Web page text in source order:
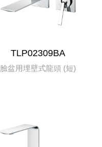
TLP02309BA
臉盆用埋壁式龍頭 (短)